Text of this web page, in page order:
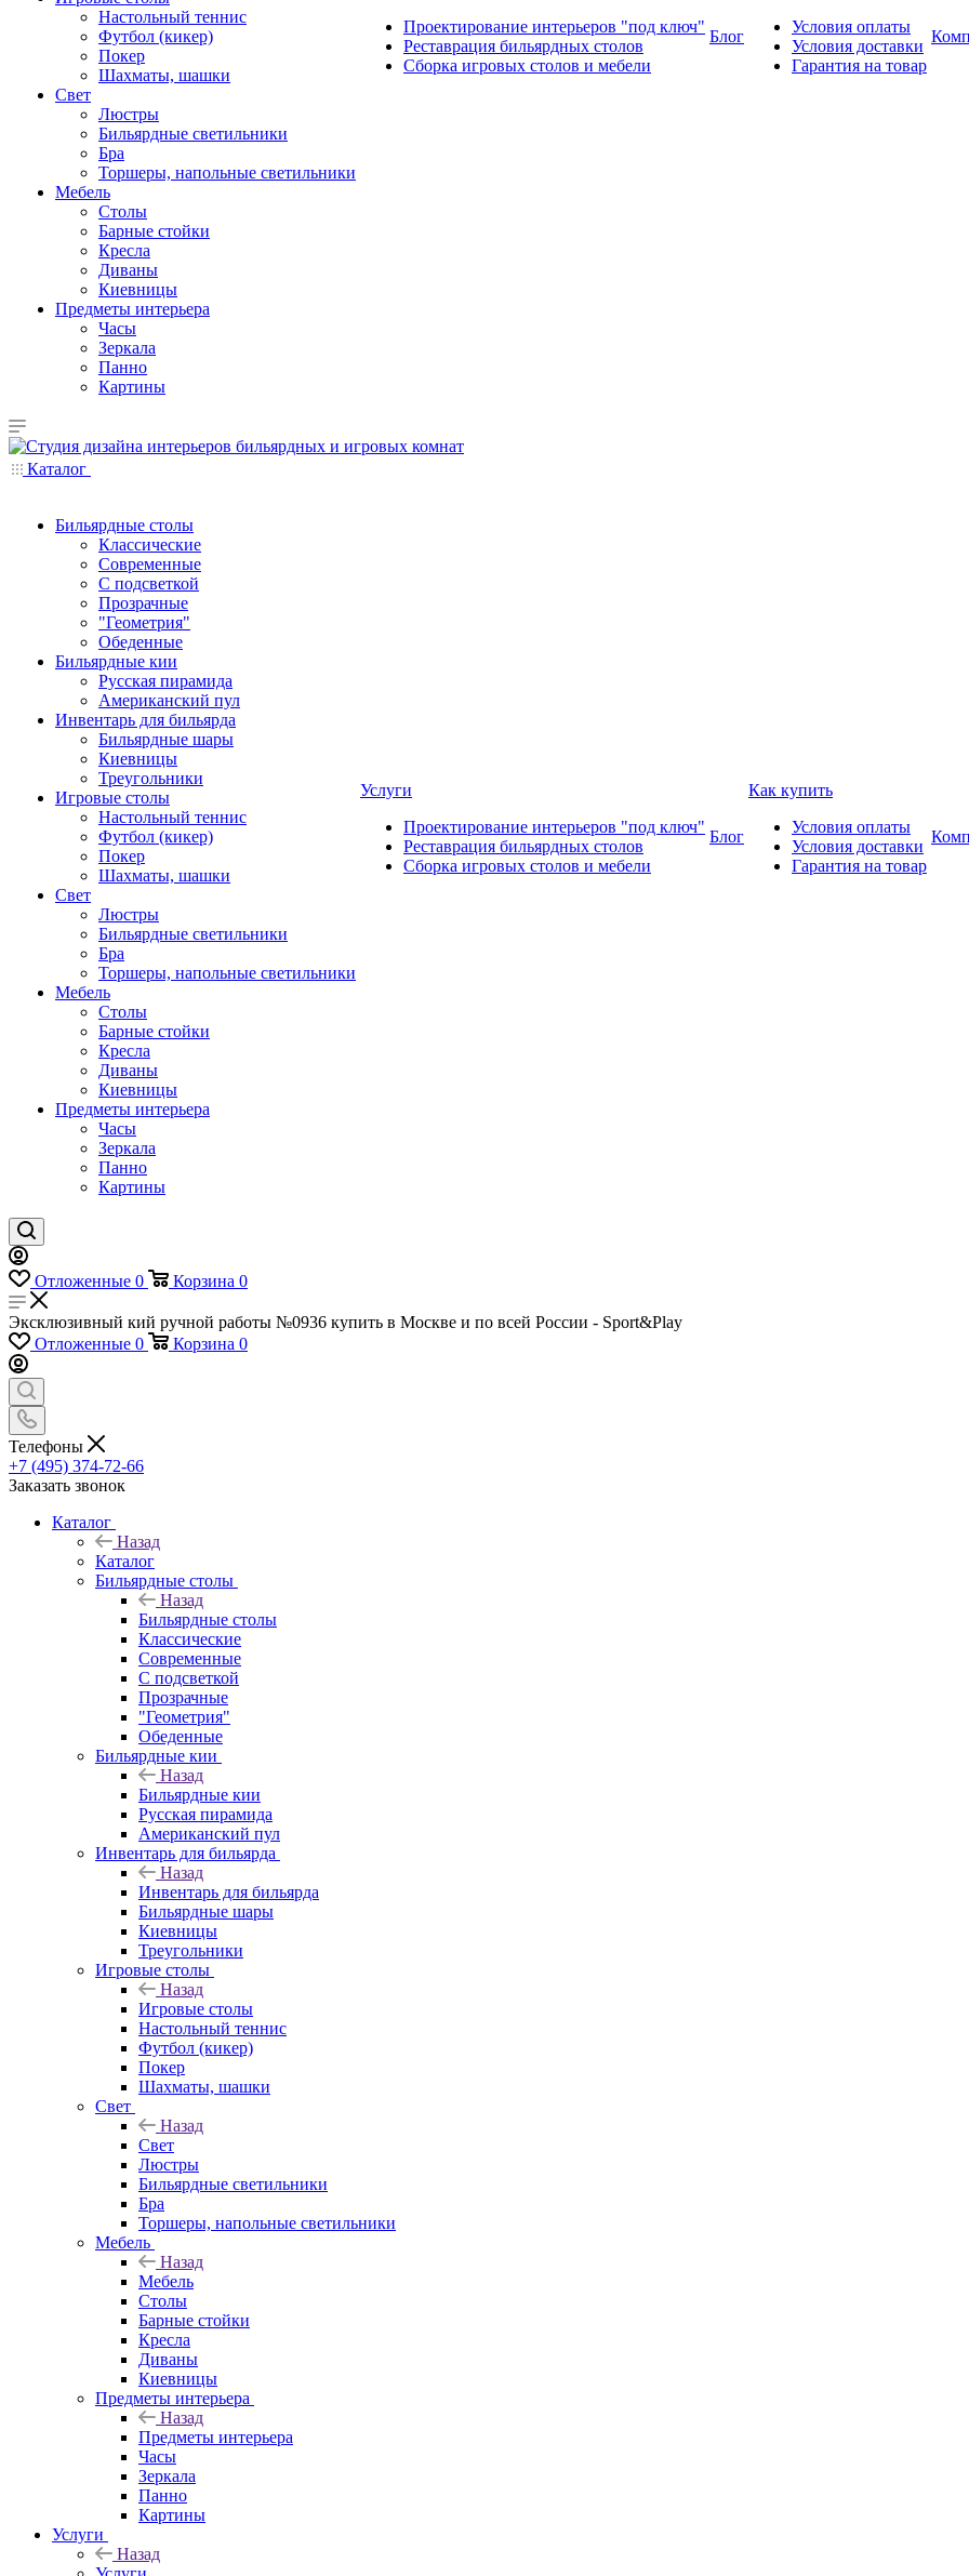
Настольный теннис
Футбол (кикер)
Покер
Шахматы, шашки
Свет
Люстры
Бильярдные светильники
Бра
Торшеры, напольные светильники
Мебель
Столы
Барные стойки
Кресла
Диваны
Киевницы
Предметы интерьера
Часы
Зеркала
Панно
Картины
Проектирование интерьеров "под ключ"
Реставрация бильярдных столов
Сборка игровых столов и мебели
Блог
Условия оплаты
Условия доставки
Гарантия на товар
Каталог
Бильярдные столы
Классические
Современные
С подсветкой
Прозрачные
"Геометрия"
Обеденные
Бильярдные кии
Русская пирамида
Американский пул
Инвентарь для бильярда
Бильярдные шары
Киевницы
Треугольники
Игровые столы
Настольный теннис
Футбол (кикер)
Покер
Шахматы, шашки
Свет
Люстры
Бильярдные светильники
Бра
Торшеры, напольные светильники
Мебель
Столы
Барные стойки
Кресла
Диваны
Киевницы
Предметы интерьера
Часы
Зеркала
Панно
Картины
Услуги
Проектирование интерьеров "под ключ"
Реставрация бильярдных столов
Сборка игровых столов и мебели
Блог
Как купить
Условия оплаты
Условия доставки
Гарантия на товар
Отложенные 0 Корзина 0
Эксклюзивный кий ручной работы №0936 купить в Москве и по всей России - Sport&Play
Отложенные 0 Корзина 0
Телефоны
+7 (495) 374-72-66
Заказать звонок
Каталог
Назад
Каталог
Бильярдные столы
Назад
Бильярдные столы
Классические
Современные
С подсветкой
Прозрачные
"Геометрия"
Обеденные
Бильярдные кии
Назад
Бильярдные кии
Русская пирамида
Американский пул
Инвентарь для бильярда
Назад
Инвентарь для бильярда
Бильярдные шары
Киевницы
Треугольники
Игровые столы
Назад
Игровые столы
Настольный теннис
Футбол (кикер)
Покер
Шахматы, шашки
Свет
Назад
Свет
Люстры
Бильярдные светильники
Бра
Торшеры, напольные светильники
Мебель
Назад
Мебель
Столы
Барные стойки
Кресла
Диваны
Киевницы
Предметы интерьера
Назад
Предметы интерьера
Часы
Зеркала
Панно
Картины
Услуги
Назад